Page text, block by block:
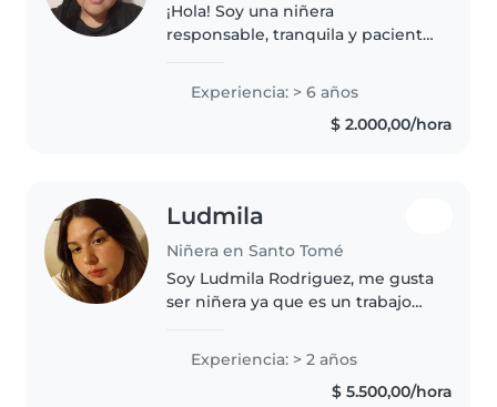
¡Hola! Soy una niñera
responsable, tranquila y paciente
experiencia cuidando niños de
todas las edades. Me encanta
dibujar, leer cuentos y hacer
Experiencia: > 6 años
$ 2.000,00/hora
Ludmila
Niñera en Santo Tomé
Soy Ludmila Rodriguez, me gusta
ser niñera ya que es un trabajo
los horarios que tengo
disponibles, tengo experiencia
con chicos de 1 a 12 años, ya..
Experiencia: > 2 años
$ 5.500,00/hora